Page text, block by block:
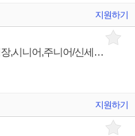
지원하기
[명품 브랜드] 토즈 코리아 신세계대전 점장,시니어,주니어/신세계하남 점장/현대충청 점장,슈퍼바이저 채용
지원하기